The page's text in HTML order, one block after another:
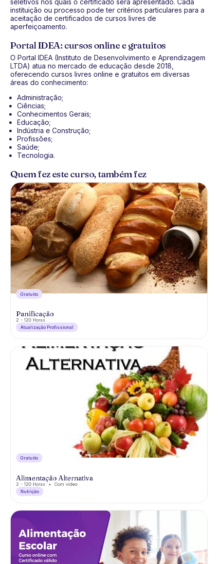
instituição ou processo pode ter critérios particulares para a
aceitação de certificados de cursos livres de
aperfeiçoamento.
Portal IDEA: cursos online e gratuitos
O Portal IDEA (Instituto de Desenvolvimento e Aprendizagem
LTDA) atua no mercado de educação desde 2018,
oferecendo cursos livres online e gratuitos em diversas
áreas do conhecimento:
Administração;
Ciências;
Conhecimentos Gerais;
Educação;
Indústria e Construção;
Profissões;
Saúde;
Tecnologia.
Quem fez este curso, também fez
Gratuíto
Panificação
2 - 120 Horas
Atualização Profissional
Gratuíto
Alimentação Alternativa
2 - 120 Horas
Com vídeo
Nutrição